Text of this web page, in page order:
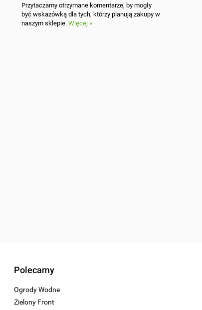
Przytaczamy otrzymane komentarze, by mogły
być wskazówką dla tych, którzy planują zakupy w
naszym sklepie. Więcej »
Polecamy
Ogrody Wodne
Zielony Front